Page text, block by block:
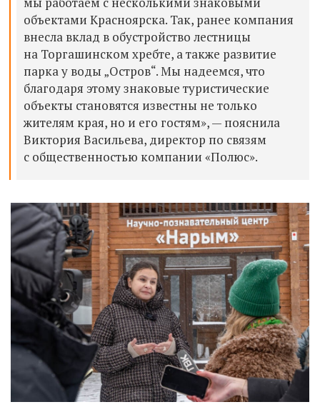
объектами Красноярска. Так, ранее компания
внесла вклад в обустройство лестницы
на Торгашинском хребте, а также развитие
парка у воды „Остров“. Мы надеемся, что
благодаря этому знаковые туристические
объекты становятся известны не только
жителям края, но и его гостям», — пояснила
Виктория Васильева, директор по связям
с общественностью компании «Полюс».